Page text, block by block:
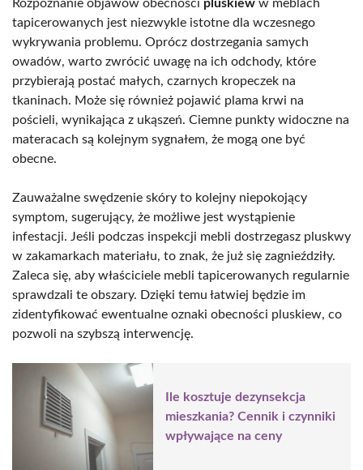
Rozpoznanie objawów obecności pluskiew w meblach
tapicerowanych jest niezwykle istotne dla wczesnego
wykrywania problemu. Oprócz dostrzegania samych
owadów, warto zwrócić uwagę na ich odchody, które
przybierają postać małych, czarnych kropeczek na
tkaninach. Może się również pojawić plama krwi na
pościeli, wynikająca z ukąszeń. Ciemne punkty widoczne na
materacach są kolejnym sygnałem, że mogą one być
obecne.
Zauważalne swędzenie skóry to kolejny niepokojący
symptom, sugerujący, że możliwe jest wystąpienie
infestacji. Jeśli podczas inspekcji mebli dostrzegasz pluskwy
w zakamarkach materiału, to znak, że już się zagnieździły.
Zaleca się, aby właściciele mebli tapicerowanych regularnie
sprawdzali te obszary. Dzięki temu łatwiej będzie im
zidentyfikować ewentualne oznaki obecności pluskiew, co
pozwoli na szybszą interwencję.
Ile kosztuje dezynsekcja
mieszkania? Cennik i czynniki
wpływające na ceny